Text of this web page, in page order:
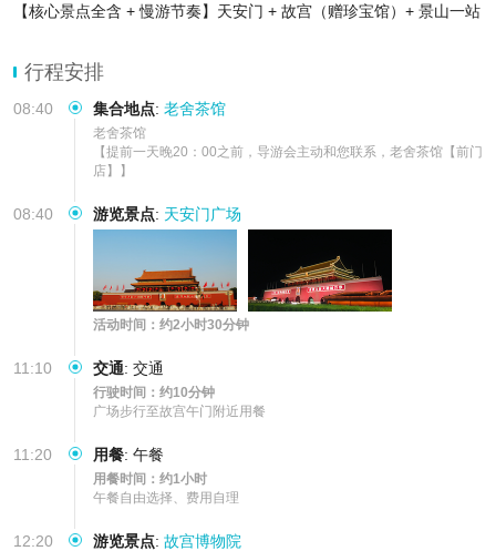
【核心景点全含 + 慢游节奏】天安门 + 故宫（赠珍宝馆）+ 景山一站
【专属耳麦 + 门票全包】免费配备无线独立耳麦，门票提前预约锁
定，无需排队抢票，全程零隐形消
行程安排
08:40 集合地点: 老舍茶馆
老舍茶馆
【提前一天晚20：00之前，导游会主动和您联系，老舍茶馆【前门
店】】
08:40 游览景点: 天安门广场
活动时间：约2小时30分钟
11:10 交通: 交通
行驶时间：约10分钟
广场步行至故宫午门附近用餐
11:20 用餐: 午餐
用餐时间：约1小时
午餐自由选择、费用自理
12:20 游览景点: 故宫博物院